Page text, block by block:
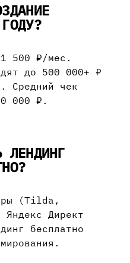
500 ₽/мес.
до 500 000+ ₽
Средний чек
000 ₽.
ЛЕНДИНГ
(Tilda,
Директ
бесплатно